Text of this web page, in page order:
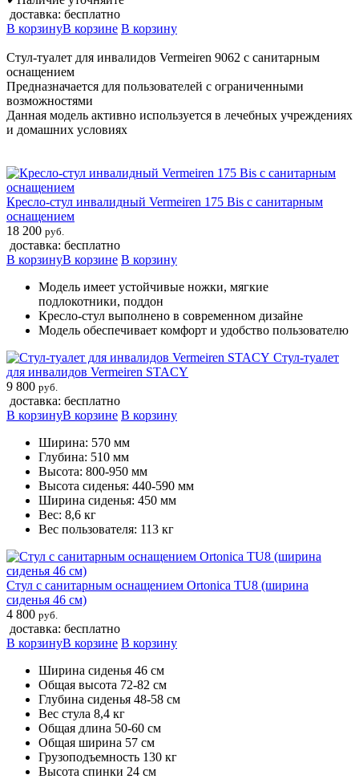
доставка: бесплатно
В корзинуВ корзине В корзину
Стул-туалет для инвалидов Vermeiren 9062 с санитарным
оснащением
Предназначается для пользователей с ограниченными
возможностями
Данная модель активно используется в лечебных учреждениях
и домашних условиях
Кресло-стул инвалидный Vermeiren 175 Bis с санитарным
оснащением
18 200 руб.
доставка: бесплатно
В корзинуВ корзине В корзину
Модель имеет устойчивые ножки, мягкие
подлокотники, поддон
Кресло-стул выполнено в современном дизайне
Модель обеспечивает комфорт и удобство пользователю
Стул-туалет
для инвалидов Vermeiren STACY
9 800 руб.
доставка: бесплатно
В корзинуВ корзине В корзину
Ширина: 570 мм
Глубина: 510 мм
Высота: 800-950 мм
Высота сиденья: 440-590 мм
Ширина сиденья: 450 мм
Вес: 8,6 кг
Вес пользователя: 113 кг
Стул с санитарным оснащением Ortonica TU8 (ширина
сиденья 46 см)
4 800 руб.
доставка: бесплатно
В корзинуВ корзине В корзину
Ширина сиденья 46 см
Общая высота 72-82 см
Глубина сиденья 48-58 см
Вес стула 8,4 кг
Общая длина 50-60 см
Общая ширина 57 см
Грузоподъемность 130 кг
Высота спинки 24 см